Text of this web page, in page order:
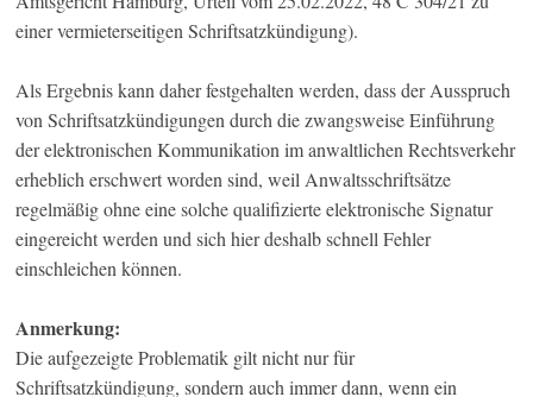
einer vermieterseitigen Schriftsatzkündigung).
Als Ergebnis kann daher festgehalten werden, dass der Ausspruch
von Schriftsatzkündigungen durch die zwangsweise Einführung
der elektronischen Kommunikation im anwaltlichen Rechtsverkehr
erheblich erschwert worden sind, weil Anwaltsschriftsätze
regelmäßig ohne eine solche qualifizierte elektronische Signatur
eingereicht werden und sich hier deshalb schnell Fehler
einschleichen können.
Anmerkung:
Die aufgezeigte Problematik gilt nicht nur für
Schriftsatzkündigung, sondern auch immer dann, wenn ein